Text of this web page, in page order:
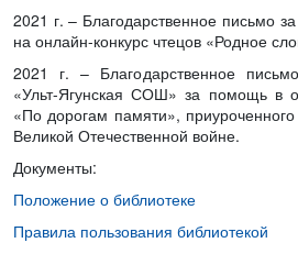
2021 г. – Благодарственное письмо
на онлайн-конкурс чтецов «Родное
2021 г. – Благодарственное
«Ульт-Ягунская СОШ» за помощь в
«По дорогам памяти»,
Великой Отечественной войне.
Документы:
Положение о библиотеке
Правила пользования библиотекой